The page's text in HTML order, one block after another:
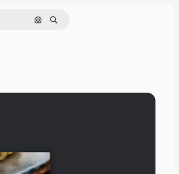
Cerca per immagine
Ricerca